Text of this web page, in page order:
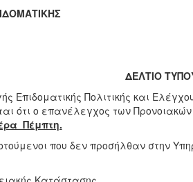
ΔΕΛΤΙΟ
Πολιτικής και
ότι ο επανέλεγχος των
Πέμπτη.
που δεν προσήλθαν στην